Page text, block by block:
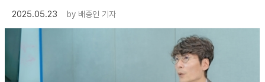
2025.05.23
by 배종인 기자